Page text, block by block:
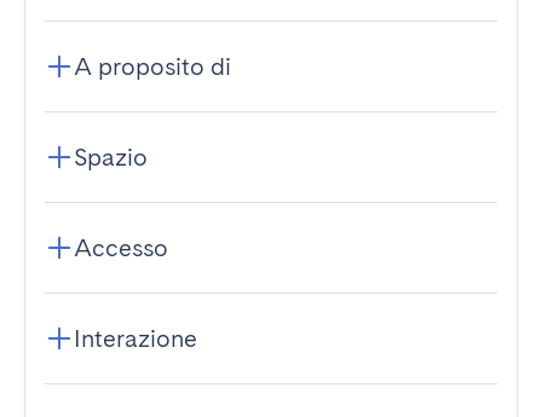
A proposito di
Spazio
Accesso
Interazione